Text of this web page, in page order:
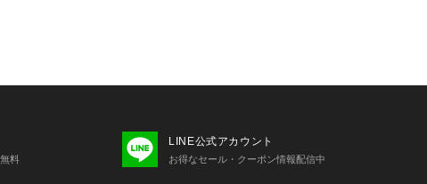
ーダー柄の「BOOM」ロゴでポップに、
ークル状のタイポグラフィで大人っぽく
りを持たせたボックスシルエットが、子
料
LINE公式アカウント
お得なセール・クーポン情報配信中